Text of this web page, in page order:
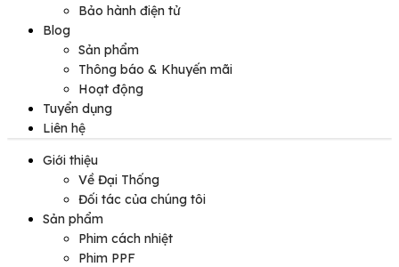
Bảo hành điện tử
Blog
Sản phẩm
Thông báo & Khuyến mãi
Hoạt động
Tuyển dụng
Liên hệ
Giới thiệu
Về Đại Thống
Đối tác của chúng tôi
Sản phẩm
Phim cách nhiệt
Phim PPF